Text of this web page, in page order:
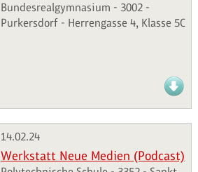
Bundesrealgymnasium - 3002 -
Purkersdorf - Herrengasse 4, Klasse 5C
14.02.24
Werkstatt Neue Medien (Podcast)